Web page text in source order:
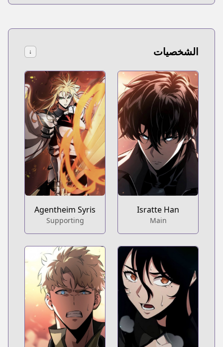
الشخصيات ↓
Isratte Han
Main
Agentheim Syris
Supporting